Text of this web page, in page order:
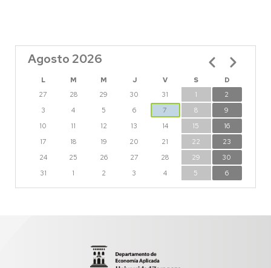
Agosto 2026
L M M J V S
D
27
28 29 30 31 1
2
3
4 5 6 7 8
9
10
11 12 13 14 15
16
17
18 19 20 21 22
23
24
25 26 27 28 29
30
31
1 2 3 4 5 6
Paginación